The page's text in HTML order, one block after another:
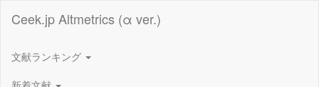
Ceek.jp Altmetrics (α ver.)
文献ランキング